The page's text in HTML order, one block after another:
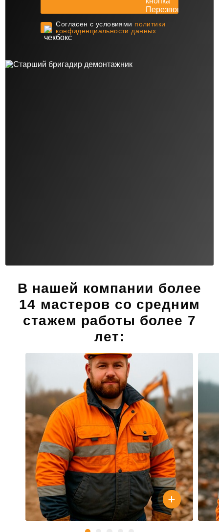
Cогласен с условиями политики
конфиденциальности данных
В нашей компании более
14 мастеров со средним
стажем работы более 7
лет: